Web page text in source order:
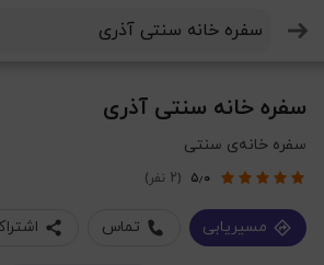
سفره خانه سنتی آذری
سفره خانه‌ی سنتی
۵٫۰ (2 نفر)
مسیریابی تماس
جستجو